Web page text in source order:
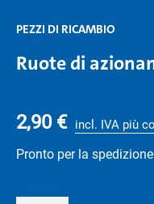
PEZZI DI RICAMBIO
Ruote di
2,90 € incl. IVA più
Pronto per la spedizione